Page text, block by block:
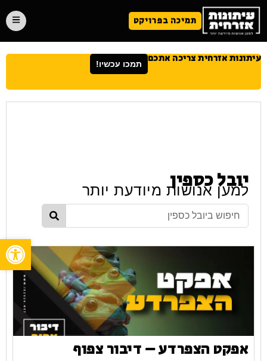
תמיכה בפרויקט
עיתונות אזרחית צריכה אתכם תמכו עכשיו!
יובל כספין
למען אנושות מיודעת יותר
אפקט הצפרדע – דיבור צפוף